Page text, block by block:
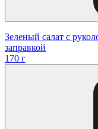
Зеленый салат с
заправкой
170 г